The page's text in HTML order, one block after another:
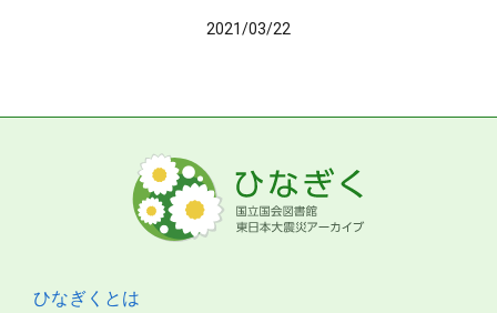
2021/03/22
ひなぎくとは